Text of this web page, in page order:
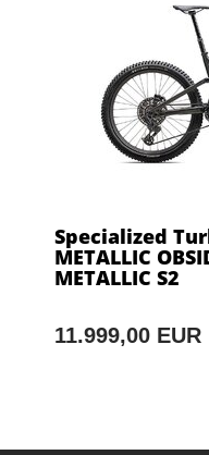
Specialized
METALLIC
METALLIC S2
11.999,00 EUR